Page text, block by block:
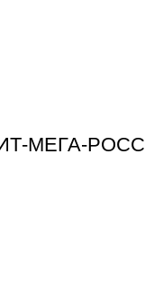
МЕГА-РОСС